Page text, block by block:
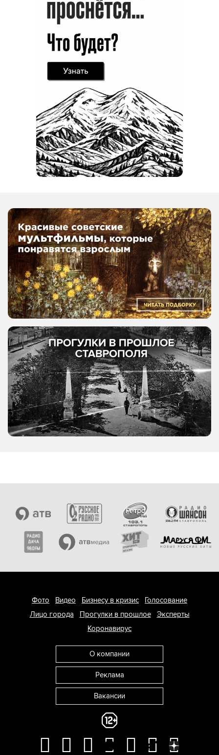
Фото Видео Бизнесу в кризис
Голосование
Лицо города
Прогулки в прошлое
Эксперты
Коронавирус
О компании
Реклама
Вакансии